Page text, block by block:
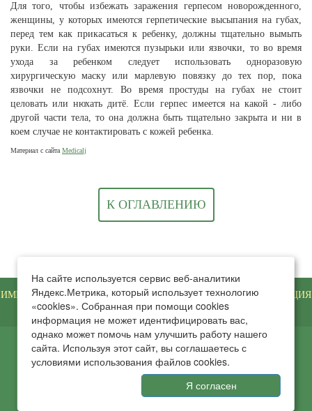
Для того, чтобы избежать заражения герпесом новорожденного,
женщины, у которых имеются герпетические высыпания на губах,
перед тем как прикасаться к ребенку, должны тщательно вымыть
руки. Если на губах имеются пузырьки или язвочки, то во время
ухода за ребенком следует использовать одноразовую
хирургическую маску или марлевую повязку до тех пор, пока
язвочки не подсохнут. Во время простуды на губах не стоит
целовать или нюхать дитё. Если герпес имеется на какой - либо
другой части тела, то она должна быть тщательно закрыта и ни в
коем случае не контактировать с кожей ребенка.
Материал с сайта Medicalj
К ОГЛАВЛЕНИЮ
На сайте используется сервис веб-аналитики
Яндекс.Метрика, который использует технологию
«cookies». Собранная при помощи cookies
информация не может идентифицировать вас,
однако может помочь нам улучшить работу нашего
сайта. Используя этот сайт, вы соглашаетесь с
условиями использования файлов cookies.
Я согласен
ИМЕЮТСЯ ПРОТИВОПОКАЗАНИЯ. НЕОБХОДИМА КОНСУЛЬТАЦИЯ
СПЕЦИАЛИСТА
© 2011-2025 Медицинский центр «Ваш Доктор»
Разработка сайта - Verbanoff Group